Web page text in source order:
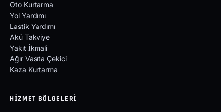
Oto Kurtarma
Yol Yardımı
Lastik Yardımı
Akü Takviye
Yakıt İkmali
Ağır Vasıta Çekici
Kaza Kurtarma
HIZMET BÖLGELERI